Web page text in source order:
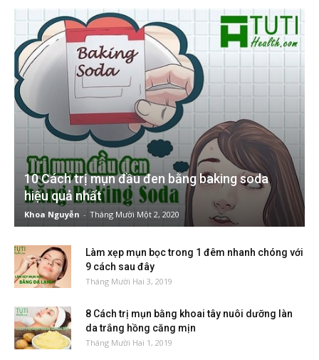
10 Cách trị mụn đầu đen bằng baking soda
hiệu quả nhất
Khoa Nguyễn - Tháng Mười Một 2, 2020
Làm xẹp mụn bọc trong 1 đêm nhanh chóng với
9 cách sau đây
Tháng Mười Hai 3, 2019
8 Cách trị mụn bằng khoai tây nuôi dưỡng làn
da trắng hồng căng mịn
Tháng Mười Hai 1, 2019